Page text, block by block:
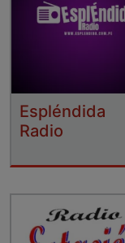
Espléndida
Radio